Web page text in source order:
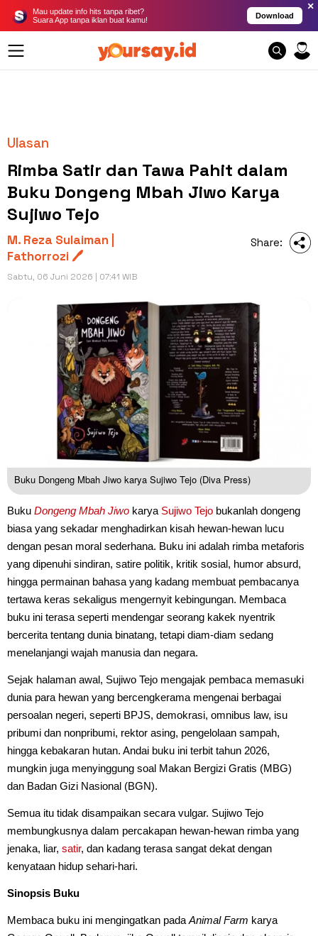
Mau update info hits tanpa ribet?
Suara App tanpa iklan buat kamu!
Download
×
Ulasan
Rimba Satir dan Tawa Pahit dalam
Buku Dongeng Mbah Jiwo Karya
Sujiwo Tejo
M. Reza Sulaiman |
Fathorrozi 🖊️
Sabtu, 06 Juni 2026 | 07:41 WIB
Share:
Buku Dongeng Mbah Jiwo karya Sujiwo Tejo (Diva Press)
Buku Dongeng Mbah Jiwo karya Sujiwo Tejo bukanlah dongeng
biasa yang sekadar menghadirkan kisah hewan-hewan lucu
dengan pesan moral sederhana. Buku ini adalah rimba metaforis
yang dipenuhi sindiran, satire politik, kritik sosial, humor absurd,
hingga permainan bahasa yang kadang membuat pembacanya
tertawa keras sekaligus mengernyit kebingungan. Membaca
buku ini terasa seperti mendengar seorang kakek nyentrik
bercerita tentang dunia binatang, tetapi diam-diam sedang
menelanjangi wajah manusia dan negara.
Sejak halaman awal, Sujiwo Tejo mengajak pembaca memasuki
dunia para hewan yang bercengkerama mengenai berbagai
persoalan negeri, seperti BPJS, demokrasi, omnibus law, isu
pribumi dan nonpribumi, rektor asing, pengelolaan sampah,
hingga kebakaran hutan. Andai buku ini terbit tahun 2026,
mungkin juga menyinggung soal Makan Bergizi Gratis (MBG)
dan Badan Gizi Nasional (BGN).
Semua itu tidak disampaikan secara vulgar. Sujiwo Tejo
membungkusnya dalam percakapan hewan-hewan rimba yang
jenaka, liar, satir, dan kadang terasa sangat dekat dengan
kenyataan hidup sehari-hari.
Sinopsis Buku
Membaca buku ini mengingatkan pada Animal Farm karya